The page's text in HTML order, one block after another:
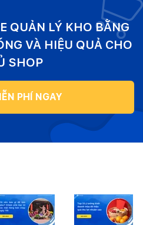
QUẢN LÝ KHO BẰNG
VÀ HIỆU QUẢ CHO
SHOP
PHÍ NGAY